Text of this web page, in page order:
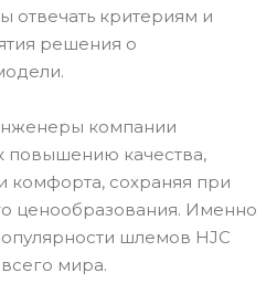
отвечать критериям и
решения о
компании
повышению качества,
комфорта, сохраняя при
ценообразования. Именно
шлемов HJC
мира.